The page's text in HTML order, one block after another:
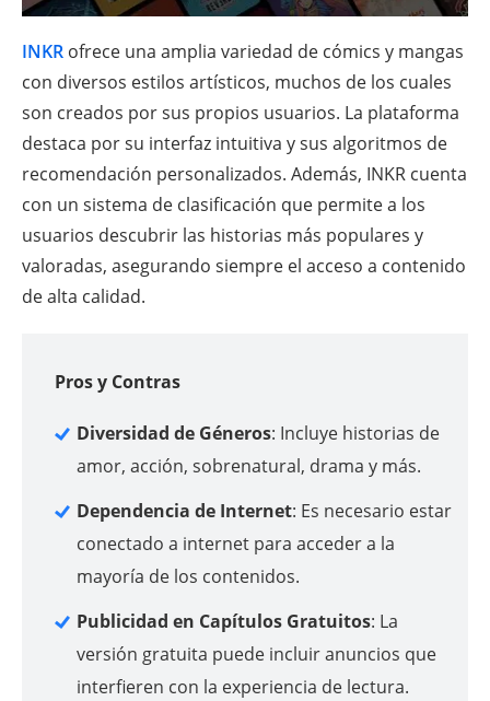
INKR ofrece una amplia variedad de cómics y mangas
con diversos estilos artísticos, muchos de los cuales
son creados por sus propios usuarios. La plataforma
destaca por su interfaz intuitiva y sus algoritmos de
recomendación personalizados. Además, INKR cuenta
con un sistema de clasificación que permite a los
usuarios descubrir las historias más populares y
valoradas, asegurando siempre el acceso a contenido
de alta calidad.
Pros y Contras
Diversidad de Géneros: Incluye historias de
amor, acción, sobrenatural, drama y más.
Dependencia de Internet: Es necesario estar
conectado a internet para acceder a la
mayoría de los contenidos.
Publicidad en Capítulos Gratuitos: La
versión gratuita puede incluir anuncios que
interfieren con la experiencia de lectura.